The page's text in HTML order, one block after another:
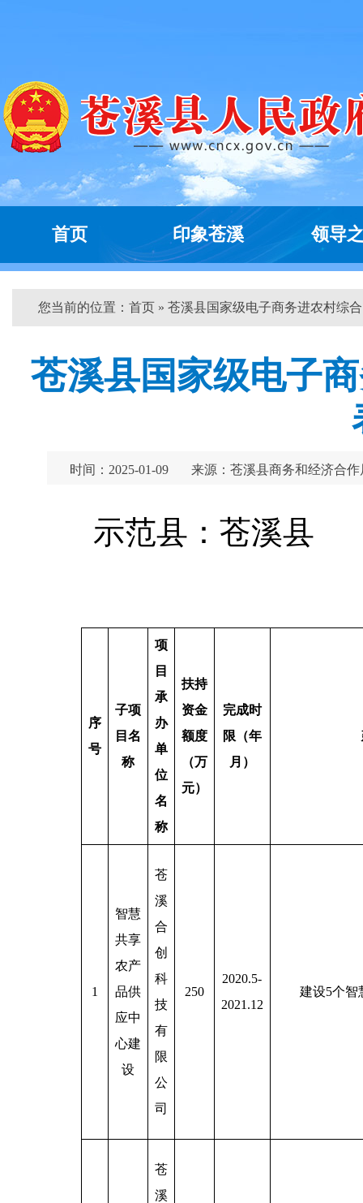
首页 印象苍溪 领导
您当前的位置： 首页 » 苍溪县国家级电子商务进农村综
苍溪县国家级电子
时间：2025-01-09 来源：苍溪县商务和经济合作
示范
序
号
子项
目名
称
项
目
承
办
单
位
名
称
扶持
资金
额度
（万
元）
完成时
限（年
月）
1
智慧
共享
农产
品供
应中
心建
设
苍
溪
合
创
科
技
有
限
公
司
250
2020.5-
2021.12
建设5个智
苍
溪